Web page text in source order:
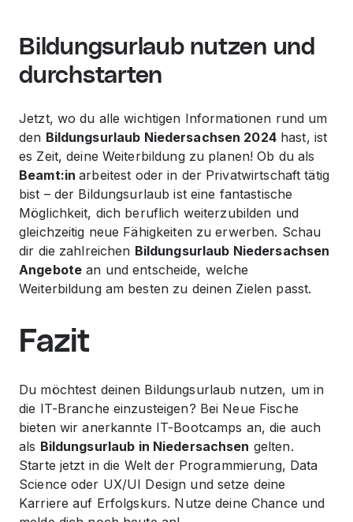
Bildungsurlaub nutzen und
durchstarten
Jetzt, wo du alle wichtigen Informationen rund um
den Bildungsurlaub Niedersachsen 2024hast, ist
es Zeit, deine Weiterbildung zu planen! Ob du als
Beamt:inarbeitest oder in der Privatwirtschaft tätig
bist – der Bildungsurlaub ist eine fantastische
Möglichkeit, dich beruflich weiterzubilden und
gleichzeitig neue Fähigkeiten zu erwerben. Schau
dir die zahlreichen Bildungsurlaub Niedersachsen
Angebote an und entscheide, welche
Weiterbildung am besten zu deinen Zielen passt.
Fazit
Du möchtest deinen Bildungsurlaub nutzen, um in
die IT-Branche einzusteigen? Bei Neue Fische
bieten wir anerkannte IT-Bootcamps an, die auch
als Bildungsurlaub in Niedersachsen gelten.
Starte jetzt in die Welt der Programmierung, Data
Science oder UX/UI Design und setze deine
Karriere auf Erfolgskurs. Nutze deine Chance und